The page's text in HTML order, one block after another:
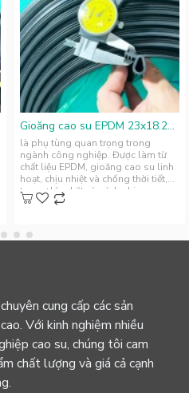
Gioăng cao su EPDM 23x18.25x2.1
là phụ tùng quan trọng trong
ngành công nghiệp. Được làm từ
chất liệu EPDM, gioăng cao su linh
hoạt, chịu nhiệt và chống thời tiết,
tạo sự kín chặt và cách nhi..
cung cấp các sản
Với kinh nghiệm nhiều
cao su, chúng tôi cam
chất lượng và giá cả cạnh